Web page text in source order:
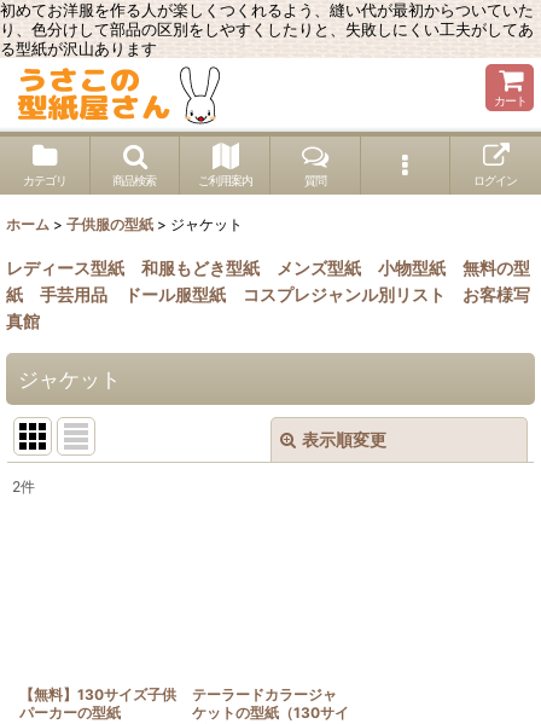
初めてお洋服を作る人が楽しくつくれるよう、縫い代が最初からついていた
り、色分けして部品の区別をしやすくしたりと、失敗しにくい工夫がしてあ
る型紙が沢山あります
カート
カテゴリ 商品検索 ご利用案内 質問 ログイン
ホーム > 子供服の型紙 > ジャケット
レディース型紙 和服もどき型紙 メンズ型紙 小物型紙
無料の型
紙
手芸用品 ドール服型紙 コスプレジャンル別リスト
お客様写
真館
ジャケット
表示順変更
2件
【無料】130サイズ子供
パーカーの型紙
テーラードカラージャ
ケットの型紙（130サイ